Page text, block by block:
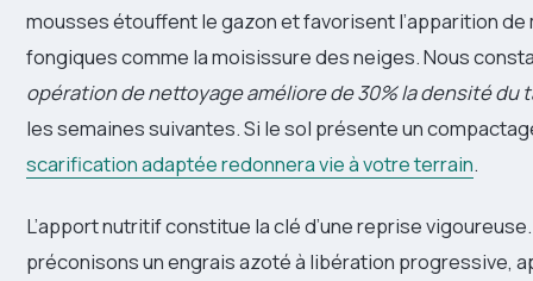
mousses étouffent le gazon et favorisent l’apparition de
fongiques comme la moisissure des neiges. Nous
opération de nettoyage améliore de 30% la densité du
les semaines suivantes. Si le sol présente un
scarification adaptée redonnera vie à votre terrain.
L’apport nutritif constitue la clé d’une reprise
préconisons un engrais azoté à libération progressive,